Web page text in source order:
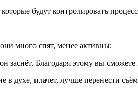
будут контролировать
много спят, менее активны;
Благодаря этому вы
в духе, плачет, лучше перенести